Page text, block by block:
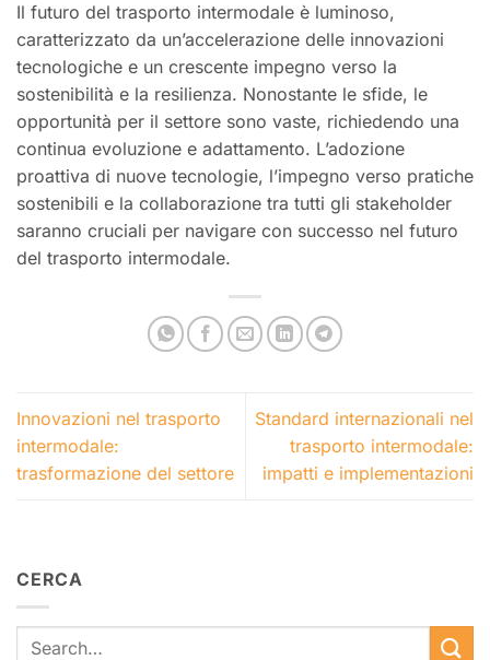
Il futuro del trasporto intermodale è luminoso,
caratterizzato da un’accelerazione delle innovazioni
tecnologiche e un crescente impegno verso la
sostenibilità e la resilienza. Nonostante le sfide, le
opportunità per il settore sono vaste, richiedendo una
continua evoluzione e adattamento. L’adozione
proattiva di nuove tecnologie, l’impegno verso pratiche
sostenibili e la collaborazione tra tutti gli stakeholder
saranno cruciali per navigare con successo nel futuro
del trasporto intermodale.
Innovazioni nel trasporto
intermodale:
trasformazione del settore
Standard internazionali nel
trasporto intermodale:
impatti e implementazioni
CERCA